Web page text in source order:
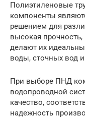
Полиэтиленовые
компоненты
решением для
высокая прочность,
делают их
воды, сточных вод и
При выборе ПНД
водопроводной
качество,
надежность